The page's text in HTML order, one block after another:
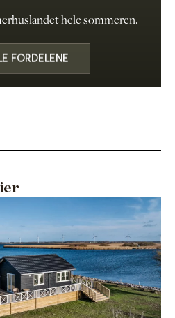
hele sommeren.
FORDELENE